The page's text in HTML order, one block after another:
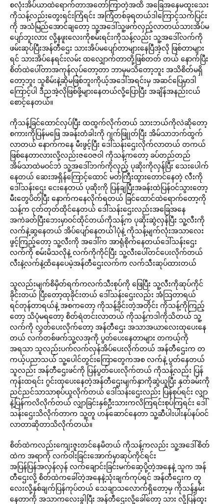
စလုံးအိပ်ယာထဲရောက်တာအတော်ကြာတဲ့အထိ အခြေအနေမထူးသေး
ကိုသန့်လည်းတွေးရင်းကြံရင်း အကြံတစ်ခုရတယ်ဒါကြောင့်သက်ပြင်း
ကို အသံမြည်အောင်ချတော့ သူ့အဒေါ်သူ့ဖက်လှည့်လာတယ်သားအိပ်မ
ပျော်ဘူးလား လို့နဖူးလေးကိုစမ်းရင်းကိုသန့်လည်း သူ့အဒေါ်လက်ကို
ဖမ်းဆုပ်ပြီးအန်တီဌေး သားအိပ်မပျော်တာများနေပြီအဲ့လို ဖြစ်တာများ
ရင် သားအိပ်နေရင်းလမ်း ထလျှောက်တာတို့ဖြစ်တတ် တယ် နောက်ပြီး
စိတ်ထဲပေါ်တာအကုန်လုပ်တော့တာ ဘာမှမသိတော့ဘူး အသိစိတ်မရှိ
တော့ဘူး သူစိမ်းနဲ့ဆိုမဖြစ်ဘူးကိုယ့်အဒေါ်အရင်းမှ အဆင်ပြေမှာဒါ
ကြောင့်ပါ ဒီညအဲ့လိုဖြစ်ဖို့များနေတယ်လို့ပြောပြီး အချိန်အနည်းငယ်
စောင့်နေတယ်။
ကိုသန့်ခြင်ထောင်လှပ်ပြီး ထထွက်လိုက်တယ် သားဘယ်ကိုလဲဆိုတော့
စကားကိုပြန်မဖြေ အခန်းတံခါးကို ဂျက်ဖြုုတ်ပြီး အိမ်သာဘက်ထွက်
လာတယ် နောက်ကနေ မီးဖွင့်ပြီး ဒေါ်သန်းဌေးလိုက်လာတယ် တကယ်
ဖြစ်နေတာလားလို့လည်းဇဝေဇဝါ ကိုသန့်ကတော့ ခပ်တည်တည်
အိမ်သာထဲမဝင်ဘဲ သူ့အဒေါ်ဘက်ကိုလှည့် ပုဆိုးကိုလှန်ပြီး သေးပေါက်
နေတယ် ဆေးအရှိန်ကြောင့်ထောင် မတ်ကြီးထွားတောင်နေတဲ့ လီးကို
ဒေါ်သန်းဌေး ငေးနေတယ် ပုဆိုးကို ပြန်ချပြီးအခန်းထဲပြန်ဝင်သွားတော့
မီးတွေပိတ်ပြီး နောက်ကနေလိုက်ရတယ် ခြင်ထောင်ထဲရောက်တော့ကို
သန့်က ငုတ်တုတ်ထိုင်နေတယ် ဒေါ်သန်းဌေးလည်းအခြေအနေ
အကဲခတ်ပြီးဘေးမှာဝင်ထိုင်တယ်ကိုသန့်က ပုဆိုးဆွဲလှန်ပြီး သူ့လီးကို
လက်နဲ့ဆွနေတယ် အိပ်ပျော်နေတယ်ါပုံနဲ့ ကိုသန့်မျက်လုံးအသာလေး
ဖွင့်ကြည့်တော့ သူ့လီးကို အဒေါ်က အာရုံစိုက်နေတယ်ဒေါ်သန်းဌေး
လက်ကို စမ်းမိသလိုနဲ့ လက်ကိုကိုင်ပြီး သူ့လီးပေါ်တင်ပေးလိုက်တယ်
လီးနဲ့လက်နဲ့ထိနေပေမဲ့အန်တီဌေးလက်က လက်သီးဆုပ်ထားတယ်
သူလည်းမျက်စိမှိတ်ရက်ကလက်သီးစုပ်ကို ဖြေပြီး သူ့လီးကိုဆုပ်ကိုင်
ခိုင်းတယ် ပြီးတော့ထုခိုင်းတယ် ဒေါ်သန်းဌေးလည်း အံသြတာရယ်
ရင်တုန်တာရယ်နဲ့ အစကတော့ ကိုသန့်ခိုင်းတဲ့အတိုင်း ကိုသန့်ကိုကြည့်
တော့ သိပုံမရတော့ စိတ်ရဲတင်းလာတယ် ကိုသန့်ကဒါကိုသိတယ် သူ့
လက်ကို လွှတ်ပေးလိုက်တော့ အန်တီဌေး အသာအယာလေးထုပေးနေ
တယ် လက်တစ်ဖက်သူ့လအုကို ပွတ်ပေးနေတာများ တကယ့်ကို
အရသာ သူလည်းပက်လက်လှန်အိပ်ပေးလိုက်တယ် အန်တီဌေးက တ
ကယ့်ပညာသယ် သူ့ပေါင်တွင်းကြောတွေကအစ လက်နဲ့ ပွတ်နေတယ်
သူလည်း အန်တီဌေးဖင်ကို ပြန်ပွတ်ပေးလိုက်တယ် ကိုသန့်လည်း ပြန်
ကုန်းထရင်း ဂွင်းထုပေးနေတဲ့အန်တီဌေးမျက်နှာကိုဆွဲယူပြီး နုတ်ခမ်းကို
ညင်ညင်သာသာစုပ်ယူလိုက်တယ် ဒေါ်သန်းဌေးလည်း ပြန်စုပ်ရင်း လျှာ
နဲ့ပြန်ကလိလိုက်တယ် လျှာခြင်းနှစ်ဦးသားကလိကြရင်းစုပ်ကြရင်း ဒေါ်
သန်းဌေးသိလိုက်တာက သူ့တူ ဟန်ဆောင်နေတာ သူ့ဆီပါးပါးနပ်နပ်ဝင်
လာတာဆိုတာသိလိုက်တယ်။
စိတ်ထဲကလည်းကျေးဇူးတင်နေမိတယ် ကိုသန့်ကလည်း သူ့အဒေါ်စိတ်
ထဲက အရာကို လက်ဝါးခြင်းအောက်မှာဆုပ်ကိုင်ရင်း
အပြန်ပြန်အလှန်လှန် လက်ချောင်းခြင်းမက်ဆေ့ပို့တဲ့အနေနဲ့ သူက အန်
တီဌေးလို့ စိတ်ထဲကခေါ်တဲ့အနေနဲ့သုံးချက်ကုပ်ရင် အန်တီဌေးက တူ
လေးလို့နှစ်ချက်ပြန်ကုပ်တယ် သေချာသလောက်ရှိတော့မှ ကိုသန့်နမ်း
နေတာကို အသာကလေးခွါပြီး အန်တီဌေးလို့ခေါ်တော့ သား လို့ပြန်ထူး